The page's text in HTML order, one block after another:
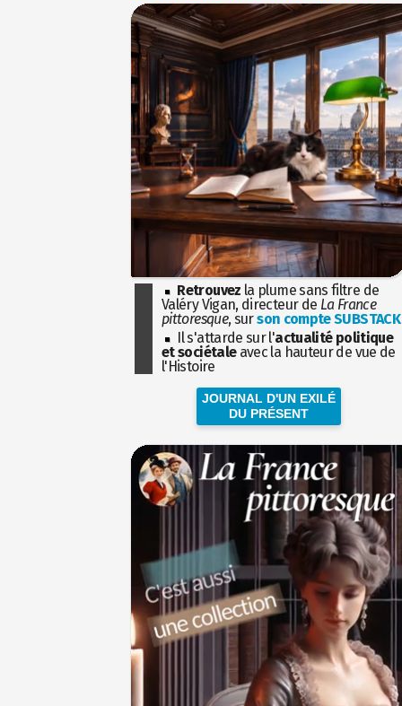
Retrouvez la plume sans filtre de
Valéry Vigan, directeur de La France
pittoresque, surson compte SUBSTACK
Il s'attarde sur l'actualité politique
et sociétaleavec la hauteur de vue de
l'Histoire
JOURNAL D'UN EXILÉ
DU PRÉSENT